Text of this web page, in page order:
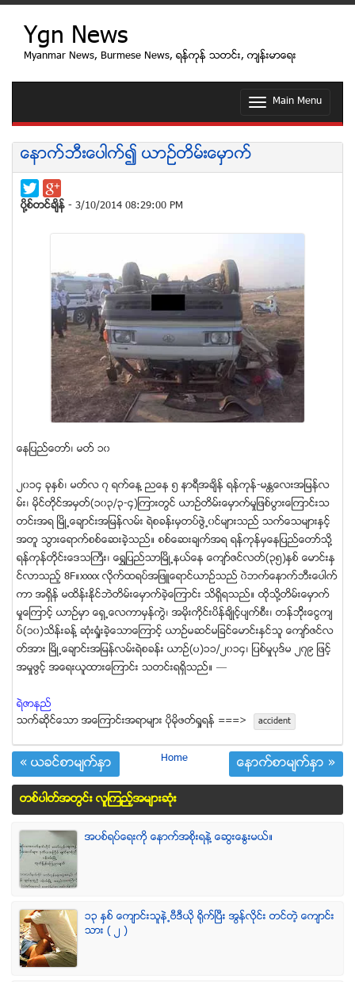
Ygn News
Myanmar News, Burmese News, ရန္ကုန္ သတင္း, က်န္းမာေရး
T
g
e
i
i
o
n
Main Menu
ေနာက္ဘီးေပါက္၍ ယာဥ္တိမ္းေမွာက္
ပုိ႔စ္တင္ခ်ိန္ - 3/10/2014 08:29:00 PM
ေနျပည္ေတာ္၊ မတ္ ၁၀
၂၀၁၄ ခုႏွစ္၊ မတ္လ ၇ ရက္ေန႔ ညေန ၅ နာရီအခ်ိန္ ရန္ကုန္-မႏၲေလးအျမန္လ
မ္း၊ မိုင္တိုင္အမွတ္(၁၀၃/၃-၄)ၾကားတြင္ ယာဥ္တိမ္းေမွာက္မႈျဖစ္ပြားေၾကာင္းသ
တင္းအရ ၿမိဳ႕ေခ်ာင္းအျမန္လမ္း ရဲစခန္းမွတပ္ဖဲြ႕၀င္မ်ားသည္ သက္ေသမ်ားႏွင့္
အတူ သြားေရာက္စစ္ေဆးခဲ့သည္။ စစ္ေဆးခ်က္အရ ရန္ကုန္မွေနျပည္ေတာ္သို႔
ရန္ကုန္တိုင္းေဒသႀကီး၊ ေရႊျပည္သာၿမိဳ႕နယ္ေန ေက်ာ္ဇင္လတ္(၃၅)ႏွစ္ ေမာင္းႏွ
င္လာသည့္ 8F။xxxx လိုက္ထရပ္အျဖဴေရာင္ယာဥ္သည္ ၀ဲဘက္ေနာက္ဘီးေပါက္
ကာ အရွိန္ မထိန္းႏိုင္ဘဲတိမ္းေမွာက္ခဲ့ေၾကာင္း သိရွိရသည္။ ထိုသို႔တိမ္းေမွာက္
မႈေၾကာင့္ ယာဥ္မွာ ေရွ႕ေလကာမွန္ကြဲ၊ အမိုးကိုင္းပိန္ခ်ိဳင့္ပ်က္စီး၊ တန္ဘိုိးေငြက်
ပ္(၁၀)သိန္းခန္႔ ဆံုး႐ႈံးခဲ့ေသာေၾကာင့္ ယာဥ္မဆင္မျခင္ေမာင္းႏွင္သူ ေက်ာ္ဇင္လ
တ္အား ၿမိဳ႕ေခ်ာင္းအျမန္လမ္းရဲစခန္း ယာဥ္(ပ)၁၁/၂၀၁၄၊ ျပစ္မႈပုဒ္မ ၂၇၉ ျဖင့္
အမႈဖြင့္ အေရးယူထားေၾကာင္း သတင္းရရွိသည္။ —
ရဲဇာနည္
သက္ဆုိင္ေသာ အေၾကာင္းအရာမ်ား ပုိမုိဖတ္ရႈရန္ ===>
accident
« ယခင္စာမ်က္ႏွာ Home ေနာက္စာမ်က္ႏွာ »
တစ္ပါတ္အတြင္း လူၾကည့္အမ်ားဆံုး
အပစ္ရပ္ေရးကို ေနာက္အစိုးရနဲ႔ ေဆြးေႏြးမယ္။
၁၃ ႏွစ္ ေက်ာင္းသူနဲ႕ဗီဒီယို ရိုက္ျပီး အြန္လိုင္း တင္တဲ့ ေက်ာင္း
သား ( ၂ )